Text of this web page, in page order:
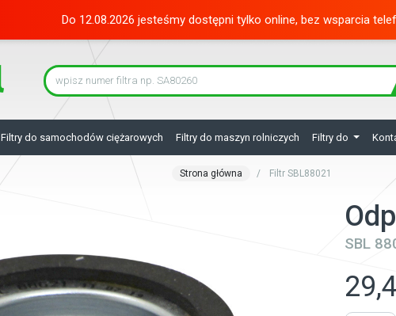
Do 12.08.2026 jesteśmy dostępni tylko online, bez wsparcia
Filtry do samochodów ciężarowych Filtry do maszyn rolniczych Filtry do
Strona główna Filtr SBL88021
SBL